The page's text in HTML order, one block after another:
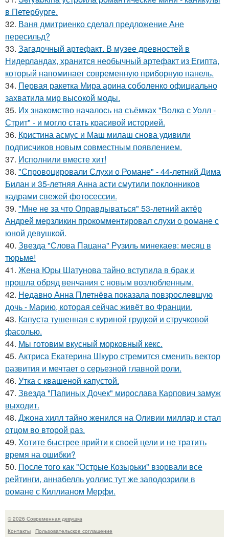
в Петербурге.
32. Ваня дмитриенко сделал предложение Ане
пересильд?
33. Загадочный артефакт. В музее древностей в
Нидерландах, хранится необычный артефакт из Египта,
который напоминает современную приборную панель.
34. Первая ракетка Мира арина соболенко официально
захватила мир высокой моды.
35. Их знакомство началось на съёмках "Волка с Уолл -
Стрит" - и могло стать красивой историей.
36. Кристина асмус и Маш милаш снова удивили
подписчиков новым совместным появлением.
37. Исполнили вместе хит!
38. "Спровоцировали Слухи о Романе" - 44-летний Дима
Билан и 35-летняя Анна асти смутили поклонников
кадрами свежей фотосессии.
39. "Мне не за что Оправдываться" 53-летний актёр
Андрей мерзликин прокомментировал слухи о романе с
юной девушкой.
40. Звезда "Слова Пацана" Рузиль минекаев: месяц в
тюрьме!
41. Жена Юры Шатунова тайно вступила в брак и
прошла обряд венчания с новым возлюбленным.
42. Недавно Анна Плетнёва показала повзрослевшую
дочь - Марию, которая сейчас живёт во Франции.
43. Капуста тушенная с куриной грудкой и стручковой
фасолью.
44. Мы готовим вкусный морковный кекс.
45. Актриса Екатерина Шкуро стремится сменить вектор
развития и мечтает о серьезной главной роли.
46. Утка с квашеной капустой.
47. Звезда "Папиных Дочек" мирослава Карпович замуж
выходит.
48. Джона хилл тайно женился на Оливии миллар и стал
отцом во второй раз.
49. Хотите быстрее прийти к своей цели и не тратить
время на ошибки?
50. После того как "Острые Козырьки" взорвали все
рейтинги, аннабелль уоллис тут же заподозрили в
романе с Киллианом Мерфи.
© 2026 Современная девушка
Контакты
Пользовательское соглашение